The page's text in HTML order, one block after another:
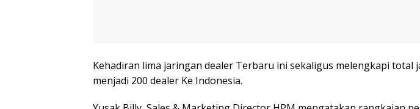
Kehadiran lima jaringan dealer Terbaru ini sekaligus melengkapi total
menjadi 200 dealer Ke Indonesia.